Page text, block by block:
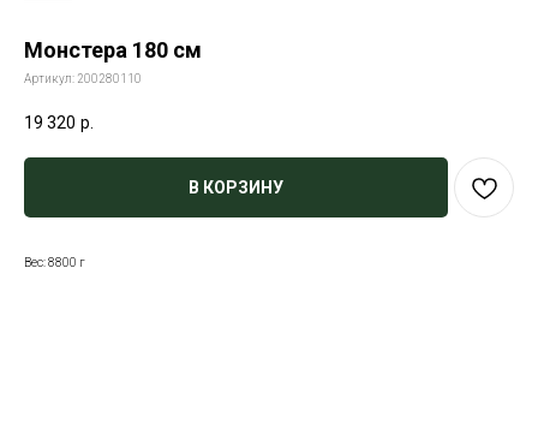
Монстера 180 см
Артикул: 200280110
19 320 р.
В КОРЗИНУ
Вес: 8800 г